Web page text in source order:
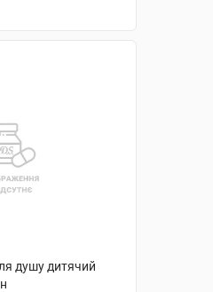
душу дитячий